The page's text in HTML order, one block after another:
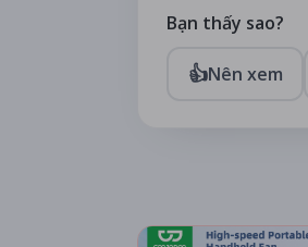
Bạn thấy sao?
👍Nên xem